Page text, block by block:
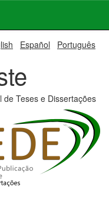
Español Português
de Teses e Dissertações